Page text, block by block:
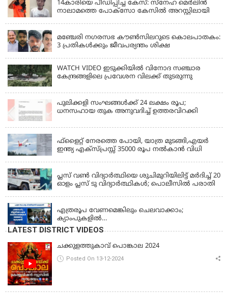
14കാരിയെ പീഡിപ്പിച്ച കേസ്: സ്നേഹ മെർലിൻ
നാലാമത്തെ പോക്‌സോ കേസിൽ അറസ്റ്റിലായി
മഞ്ചേരി നഗരസഭ കൗൺസിലറുടെ കൊലപാതകം:
3 പ്രതികൾക്കും ജീവപര്യന്തം ശിക്ഷ
WATCH VIDEO ഇടുക്കിയിൽ വിനോദ സഞ്ചാര
കേന്ദ്രങ്ങളിലെ പ്രവേശന വിലക്ക് തുടരുന്നു
പുലിക്കളി സംഘങ്ങള്‍ക്ക് 24 ലക്ഷം രൂപ;
ധനസഹായ തുക അനുവദിച്ച് ഉത്തരവിറക്കി
ഫ്ളൈറ്റ് നേരത്തെ പോയി, യാത്ര മുടങ്ങി,എയർ
ഇന്ത്യ എക്സ്പ്രസ്സ് 35000 രൂപ നൽകാൻ വിധി
പ്ലസ് വൺ വിദ്യാർത്ഥിയെ ശുചിമുറിയിലിട്ട് മർദിച്ച് 20
ഓളം പ്ലസ് ടു വിദ്യാർത്ഥികൾ; പൊലീസിൽ പരാതി
എത്രരൂപ വേണമെങ്കിലും ചെലവാക്കാം;
ക്യാംപുകളില്‍
കുറവൊന്നുമുണ്ടാകില്ല;'കാർഷികമേഖലയിലെ
നഷ്ടം പ്രത്യേകം പരിഗണിക്കും, സഹായം
പ്രഖ്യാപിക്കും;'സ്ഥിരം ദുരന്തനിവാരണ സംവിധാനം
നടപ്പാക്കും, ആദ്യ പദ്ധതി പത്തനംതിട്ടയിൽ;
പ്രളയബാധിത മേഖലകൾ സന്ദർശിച്ച് മുഖ്യമന്ത്രി
LATEST DISTRICT VIDEOS
ചക്കുളത്തുകാവ് പൊങ്കാല 2024
Posted On 13-12-2024